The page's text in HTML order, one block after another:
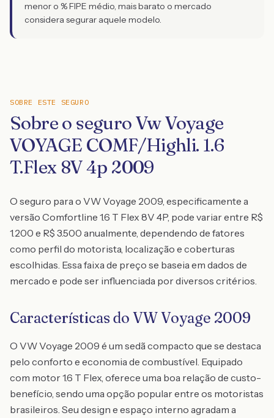
menor o % FIPE médio, mais barato o mercado
considera segurar aquele modelo.
SOBRE ESTE SEGURO
Sobre o seguro Vw Voyage
VOYAGE COMF/Highli. 1.6
T.Flex 8V 4p 2009
O seguro para o VW Voyage 2009, especificamente a
versão Comfortline 1.6 T Flex 8V 4P, pode variar entre R$
1.200 e R$ 3.500 anualmente, dependendo de fatores
como perfil do motorista, localização e coberturas
escolhidas. Essa faixa de preço se baseia em dados de
mercado e pode ser influenciada por diversos critérios.
Características do VW Voyage 2009
O VW Voyage 2009 é um sedã compacto que se destaca
pelo conforto e economia de combustível. Equipado
com motor 1.6 T Flex, oferece uma boa relação de custo-
benefício, sendo uma opção popular entre os motoristas
brasileiros. Seu design e espaço interno agradam a